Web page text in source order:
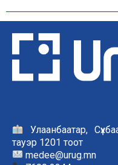
Улаанбаатар,
тауэр 1201 тоот
medee@urug.mn